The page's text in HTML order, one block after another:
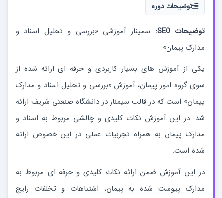
توضیحات دوره
توضیحات SEO:
سمینار آموزشی «بررسی و تحلیل اسناد و
مدارک پیمان»
یکی از آموزش‏‏‏‏‏‏ های بسیار کاربردی و حرفه‏ ای ارائه شده از
سوی گروه امور پیمان، آموزش «بررسی و تحلیل اسناد و مدارک
پیمان» است که در قالب سیمنار در دانشگاه صنعتی شریف ارائه
شد. در این آموزش نکات کلیدی و چالشی مربوط به اسناد و
مدارک پیمان به همراه تجربیات عملی در این خصوص ارائه
شده است.
در این آموزش ضمن ارائه نکات کلیدی و حرفه ای مربوط به
مدارک پیوست شده به پیمان، اشتباهات و تخلفات رایج